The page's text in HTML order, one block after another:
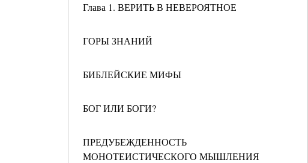
Глава 1. ВЕРИТЬ В НЕВЕРОЯТНОЕ
ГОРЫ ЗНАНИЙ
БИБЛЕЙСКИЕ МИФЫ
БОГ ИЛИ БОГИ?
ПРЕДУБЕЖДЕННОСТЬ
МОНОТЕИСТИЧЕСКОГО МЫШЛЕНИЯ